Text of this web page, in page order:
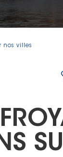
nos villes